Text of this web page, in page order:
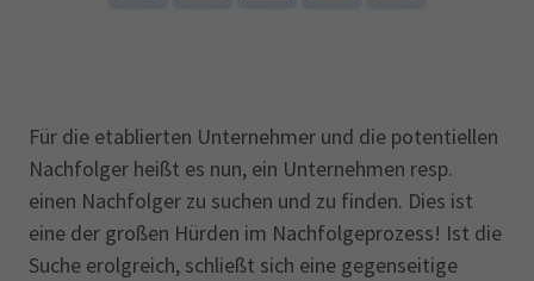
Für die etablierten Unternehmer und die potentiellen
Nachfolger heißt es nun, ein Unternehmen resp.
einen Nachfolger zu suchen und zu finden. Dies ist
eine der großen Hürden im Nachfolgeprozess! Ist die
Suche erolgreich, schließt sich eine gegenseitige